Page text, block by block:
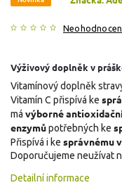
Výživový doplněk v
Vitamínový doplněk
Vitamín C přispívá ke
má výborné
enzymůpotřebných ke
Přispívá i ke správnému
Doporučujeme neužívat
Detailní informace